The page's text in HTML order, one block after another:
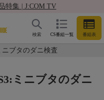
特集 | J:COM TV
CS番組一覧 番組表
検索
ブタのダニ検査
ミニブタのダニ